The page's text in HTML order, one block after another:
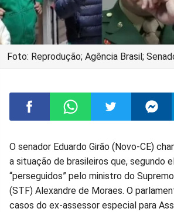
Foto: Reprodução; Agência Brasil;
Compartilhar
no
Facebook
Compartilhar
no
Whatsapp
Compartilhar
no
Twitter
no
O senador Eduardo Girão (Novo-CE)
a situação de brasileiros que, segundo
“perseguidos” pelo ministro do
(STF) Alexandre de Moraes. O
casos do ex-assessor especial para